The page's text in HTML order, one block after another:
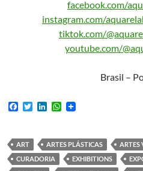
facebook.com/
instagram.com/
tiktok.com/
youtube.com/
Brasil –
F
b
o
o
T
e
r
e
d
I
W
s
A
p
ART ARTES PLÁSTICAS ARTES
CURADORIA
EXHIBITIONS